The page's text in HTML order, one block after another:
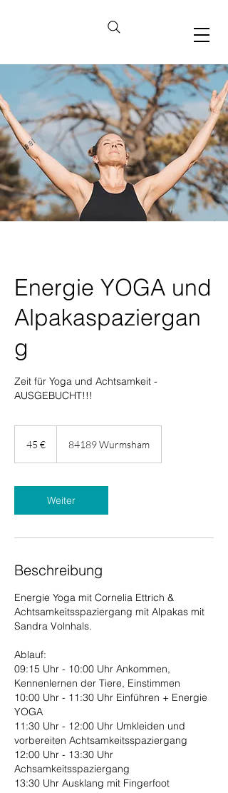
Energie YOGA und
Alpakaspaziergan
g
Zeit für Yoga und Achtsamkeit -
AUSGEBUCHT!!!
45 € 84189 Wurmsham
Weiter
Beschreibung
Energie Yoga mit Cornelia Ettrich &
Achtsamkeitsspaziergang mit Alpakas mit
Sandra Volnhals.
Ablauf:
09:15 Uhr - 10:00 Uhr Ankommen,
Kennenlernen der Tiere, Einstimmen
10:00 Uhr - 11:30 Uhr Einführen + Energie
YOGA
11:30 Uhr - 12:00 Uhr Umkleiden und
vorbereiten Achtsamkeitsspaziergang
12:00 Uhr - 13:30 Uhr
Achsamkeitsspaziergang
13:30 Uhr Ausklang mit Fingerfoot